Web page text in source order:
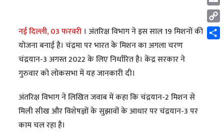
नई दिल्ली, 03 फरवरी । अंतरिक्ष विभाग ने इस साल 19 मिशनों की
योजना बनाई है। चंद्रमा पर भारत के मिशन का अगला चरण
चंद्रयान-3 अगस्त 2022 के लिए निर्धारित है। केंद्र सरकार ने
गुरुवार को लोकसभा में यह जानकारी दी।
अंतरिक्ष विभाग ने लिखित जवाब में कहा कि चंद्रयान-2 मिशन से
मिली सीख और विशेषज्ञों के सुझावों के आधार पर चंद्रयान-3 पर
काम चल रहा है।
Copy
Link